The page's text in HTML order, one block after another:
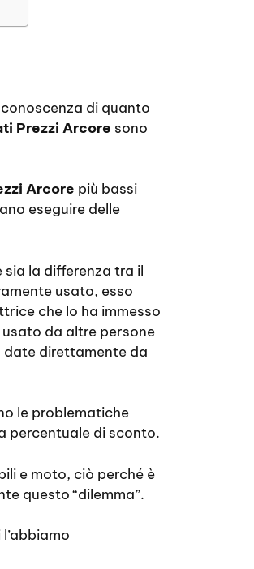
di quanto
Prezzi Arcore sono
Arcore più bassi
eseguire delle
la differenza tra il
usato, esso
che lo ha immesso
usato da altre persone
date direttamente da
le problematiche
percentuale di sconto.
e moto, ciò perché è
questo “dilemma”.